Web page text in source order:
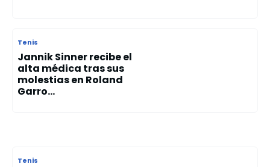
Tenis
Jannik Sinner recibe el
alta médica tras sus
molestias en Roland
Garro...
Tenis